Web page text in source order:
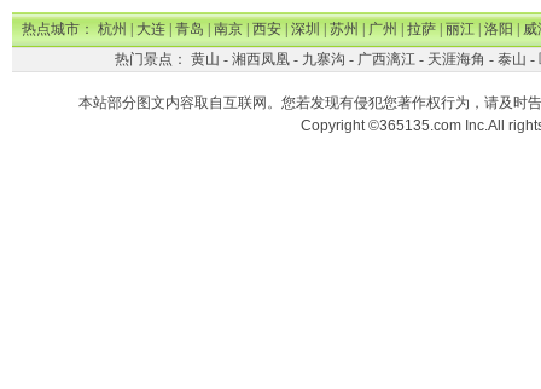
热点城市：杭州|大连|青岛|南京|西安|深圳|苏州|广州|拉萨|丽江|洛阳|威
热门景点： 黄山 - 湘西凤凰- 九寨沟 - 广西漓江- 天涯海角 - 泰山 -
本站部分图文内容取自互联网。您若发现有侵犯您著作权行为，请及时
Copyright ©365135.com Inc.All